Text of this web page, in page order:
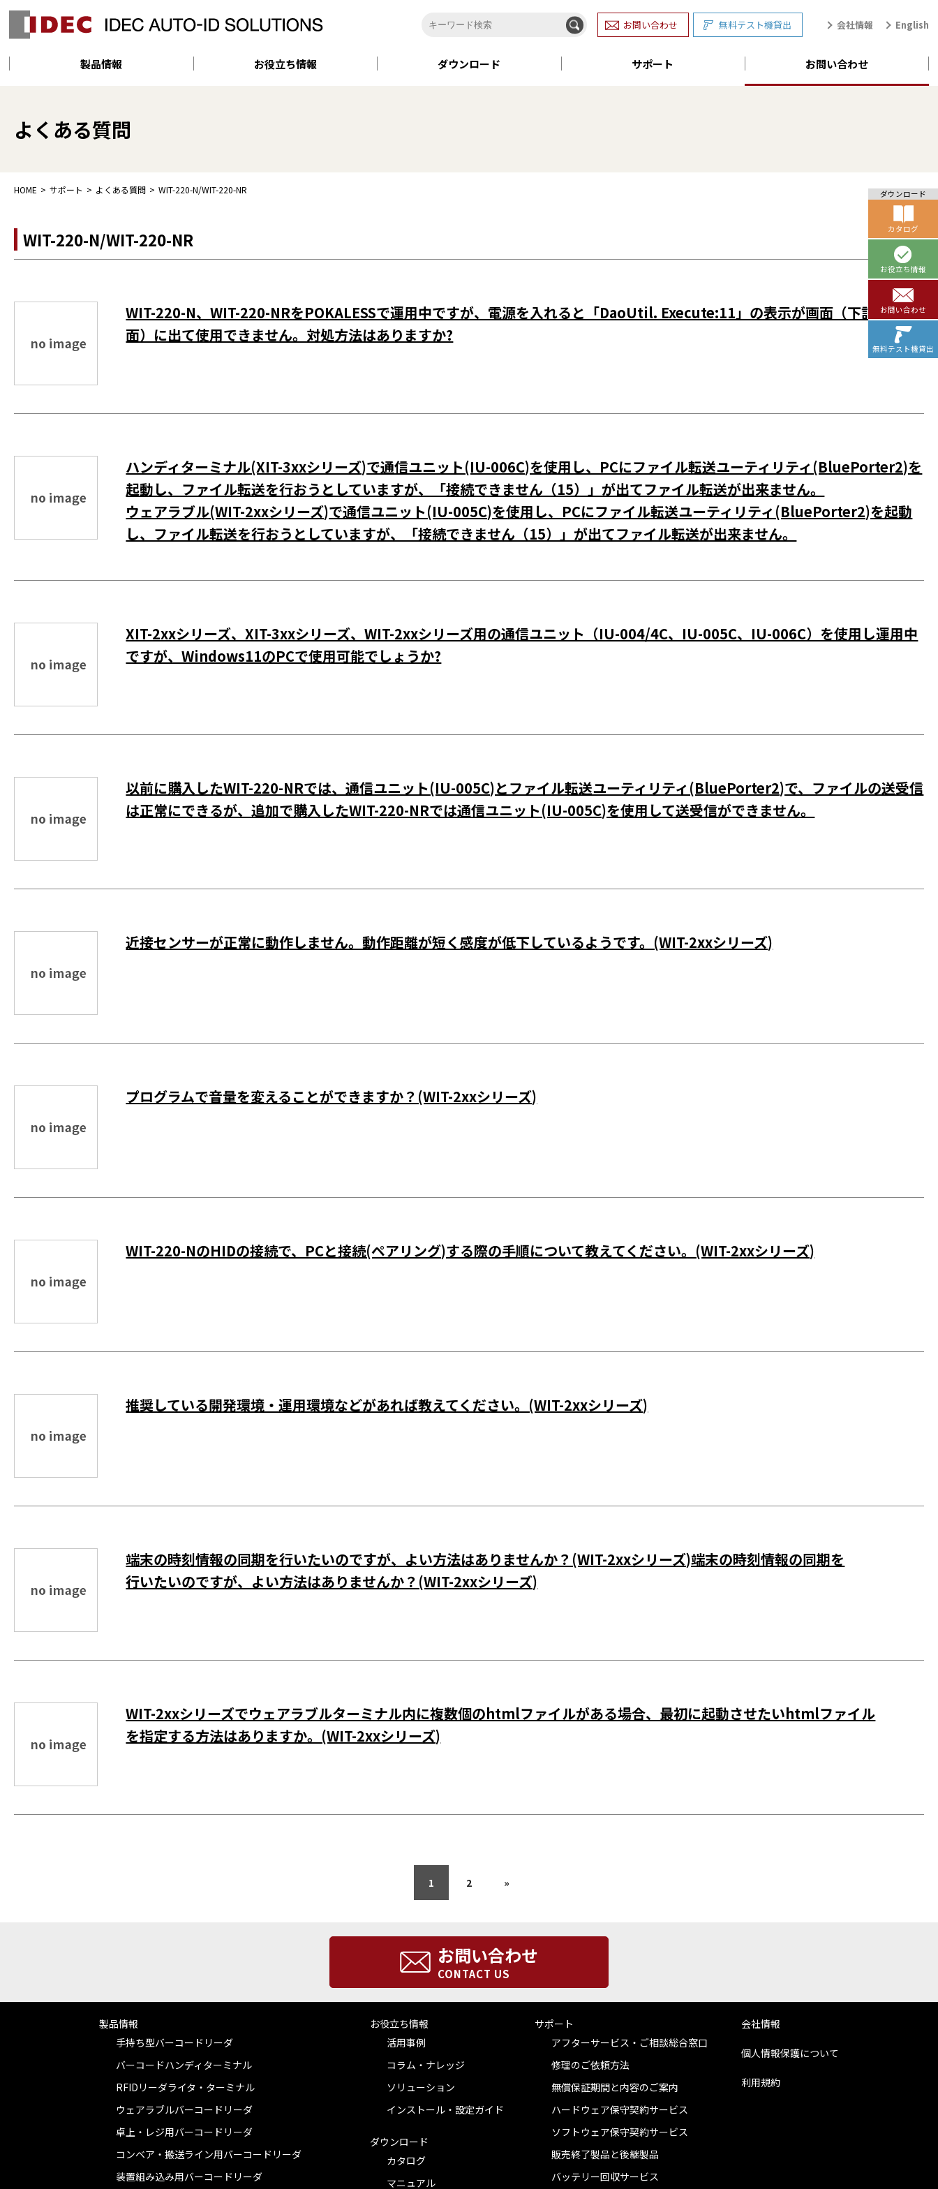
お問い合わせ 無料テスト機貸出 会社情報 English
製品情報 お役立ち情報 ダウンロード サポート お問い合わせ
ダウンロード
カタログ
お役立ち情報
お問い合わせ
無料テスト機貸出
よくある質問
HOME サポート よくある質問 WIT-220-N/WIT-220-NR
WIT-220-N/WIT-220-NR
WIT-220-N、WIT-220-NRをPOKALESSで運用中ですが、電源を入れると「DaoUtil. Execute:11」の表示が画面（下記の画
面）に出て使用できません。対処方法はありますか?
ハンディターミナル(XIT-3xxシリーズ)で通信ユニット(IU-006C)を使用し、PCにファイル転送ユーティリティ(BluePorter2)を
起動し、ファイル転送を行おうとしていますが、「接続できません（15）」が出てファイル転送が出来ません。
ウェアラブル(WIT-2xxシリーズ)で通信ユニット(IU-005C)を使用し、PCにファイル転送ユーティリティ(BluePorter2)を起動
し、ファイル転送を行おうとしていますが、「接続できません（15）」が出てファイル転送が出来ません。
XIT-2xxシリーズ、XIT-3xxシリーズ、WIT-2xxシリーズ用の通信ユニット（IU-004/4C、IU-005C、IU-006C）を使用し運用中
ですが、Windows11のPCで使用可能でしょうか?
以前に購入したWIT-220-NRでは、通信ユニット(IU-005C)とファイル転送ユーティリティ(BluePorter2)で、ファイルの送受信
は正常にできるが、追加で購入したWIT-220-NRでは通信ユニット(IU-005C)を使用して送受信ができません。
近接センサーが正常に動作しません。動作距離が短く感度が低下しているようです。(WIT-2xxシリーズ)
プログラムで音量を変えることができますか？(WIT-2xxシリーズ)
WIT-220-NのHIDの接続で、PCと接続(ペアリング)する際の手順について教えてください。(WIT-2xxシリーズ)
推奨している開発環境・運用環境などがあれば教えてください。(WIT-2xxシリーズ)
端末の時刻情報の同期を行いたいのですが、よい方法はありませんか？(WIT-2xxシリーズ)端末の時刻情報の同期を
行いたいのですが、よい方法はありませんか？(WIT-2xxシリーズ)
WIT-2xxシリーズでウェアラブルターミナル内に複数個のhtmlファイルがある場合、最初に起動させたいhtmlファイル
を指定する方法はありますか。(WIT-2xxシリーズ)
1 2 »
お問い合わせ
CONTACT US
製品情報
手持ち型バーコードリーダ
バーコードハンディターミナル
RFIDリーダライタ・ターミナル
ウェアラブルバーコードリーダ
卓上・レジ用バーコードリーダ
コンベア・搬送ライン用バーコードリーダ
装置組み込み用バーコードリーダ
お役立ち情報
活用事例
コラム・ナレッジ
ソリューション
インストール・設定ガイド
ダウンロード
カタログ
マニュアル
サポート
アフターサービス・ご相談総合窓口
修理のご依頼方法
無償保証期間と内容のご案内
ハードウェア保守契約サービス
ソフトウェア保守契約サービス
販売終了製品と後継製品
バッテリー回収サービス
会社情報
個人情報保護について
利用規約